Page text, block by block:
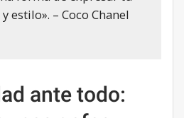
estilo». – Coco Chanel
ante todo: